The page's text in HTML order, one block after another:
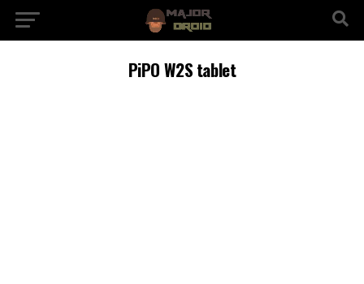
PiPO W2S tablet